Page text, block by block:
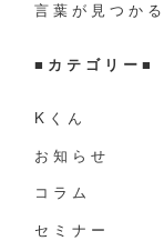
言葉が見つか
■ カテゴリー■
Kくん
お知らせ
コラム
セミナー